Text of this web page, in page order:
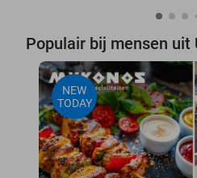
Populair bij mensen uit
NEW
TODAY